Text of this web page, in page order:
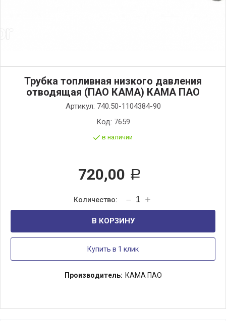
Трубка топливная низкого давления
отводящая (ПАО КАМА) КАМА ПАО
Артикул: 740.50-1104384-90
Код: 7659
в наличии
720,00 Р
В КОРЗИНУ
Купить в 1 клик
Производитель: КАМА ПАО